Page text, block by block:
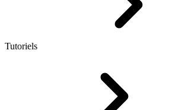
Tutoriels